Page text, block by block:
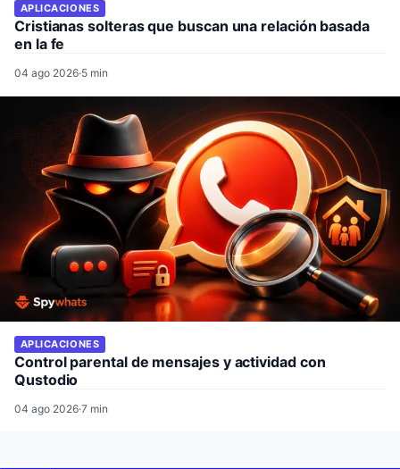
APLICACIONES
Cristianas solteras que buscan una relación basada
en la fe
04 ago 2026·5 min
APLICACIONES
Control parental de mensajes y actividad con
Qustodio
04 ago 2026·7 min